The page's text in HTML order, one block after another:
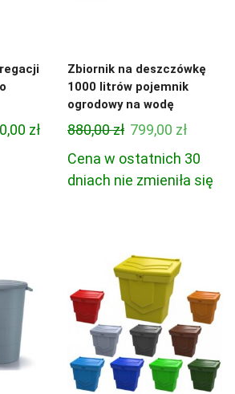
złZakres
Zbiornik na deszczówkę
1000 litrów pojemnik
ogrodowy na wodę
880,00zł Pierwotna
cena
wynosiła:
799,00 zł
cena
wynosi:
799,00
Cena w ostatnich 30
dniach nie zmieniła się